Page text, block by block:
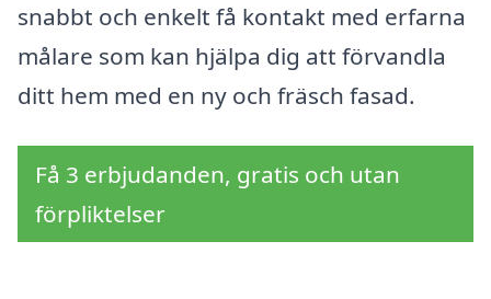
snabbt och enkelt få kontakt med erfarna
målare som kan hjälpa dig att förvandla
ditt hem med en ny och fräsch fasad.
Få 3 erbjudanden, gratis och utan
förpliktelser